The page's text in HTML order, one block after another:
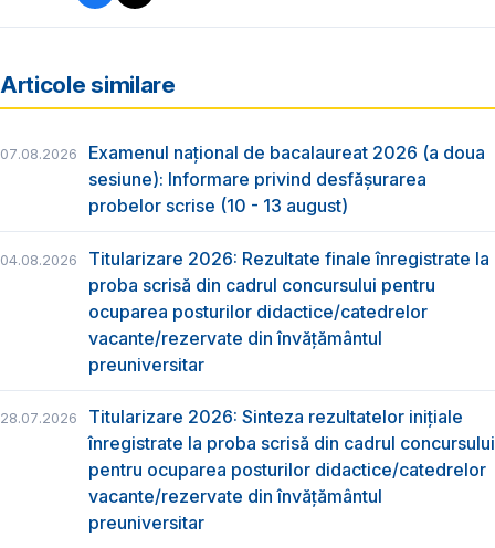
Articole similare
07.08.2026
Examenul național de bacalaureat 2026 (a doua
sesiune): Informare privind desfășurarea
probelor scrise (10 - 13 august)
04.08.2026
Titularizare 2026: Rezultate finale înregistrate la
proba scrisă din cadrul concursului pentru
ocuparea posturilor didactice/catedrelor
vacante/rezervate din învăţământul
preuniversitar
28.07.2026
Titularizare 2026: Sinteza rezultatelor inițiale
înregistrate la proba scrisă din cadrul concursului
pentru ocuparea posturilor didactice/catedrelor
vacante/rezervate din învăţământul
preuniversitar